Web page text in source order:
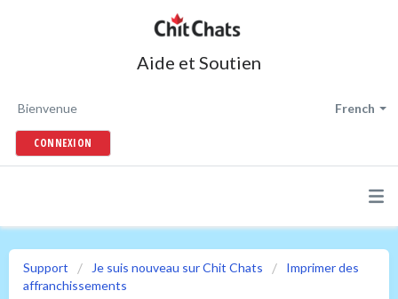
Aide et Soutien
French
Bienvenue
CONNEXION
Support Je suis nouveau sur Chit Chats
Imprimer des
affranchissements